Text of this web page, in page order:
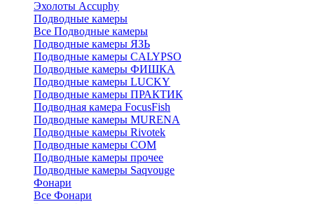
Эхолоты Accuphy
Подводные камеры
Все Подводные камеры
Подводные камеры ЯЗЬ
Подводные камеры CALYPSO
Подводные камеры ФИШКА
Подводные камеры LUCKY
Подводные камеры ПРАКТИК
Подводная камера FocusFish
Подводные камеры MURENA
Подводные камеры Rivotek
Подводные камеры СОМ
Подводные камеры прочее
Подводные камеры Saqvouge
Фонари
Все Фонари